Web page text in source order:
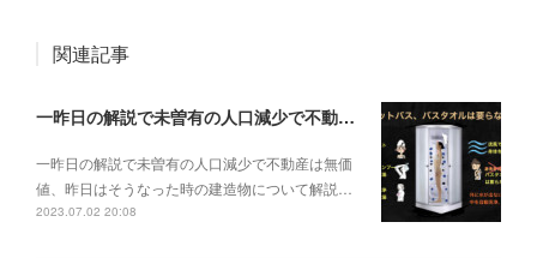
関連記事
一昨日の解説で未曽有の人口減少で不動産は無価値、昨日はそうなった時の建造物について解説、今日からはその設備について解説をして行く。
一昨日の解説で未曽有の人口減少で不動産は無価
値、昨日はそうなった時の建造物について解説…
2023.07.02 20:08